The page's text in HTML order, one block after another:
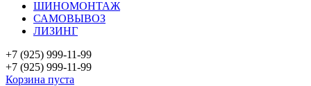
ШИНОМОНТАЖ
САМОВЫВОЗ
ЛИЗИНГ
+7 (925) 999-11-99
+7 (925) 999-11-99
Корзина пуста